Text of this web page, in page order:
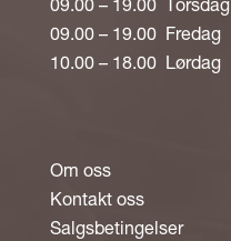
09.00 – 19.00 Torsdag
09.00 – 19.00 Fredag
10.00 – 18.00 Lørdag
Om oss
Kontakt oss
Salgsbetingelser